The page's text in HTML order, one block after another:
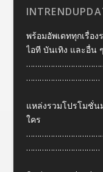
พร้อมอัพเดททุกเรื่อ
ไอที บันเทิง และอื่น
……………………………
แหล่งรวมโปรโมชั่น
ใคร
……………………………